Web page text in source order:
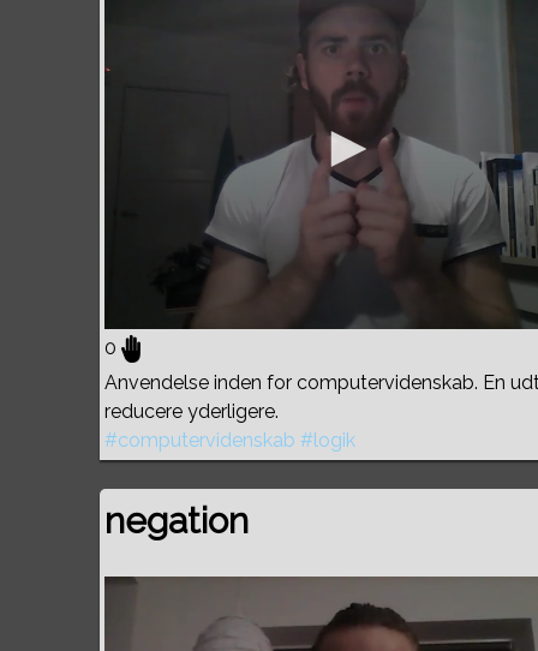
0
Anvendelse inden for computervidenskab. En
reducere yderligere.
#computervidenskab #logik
negation